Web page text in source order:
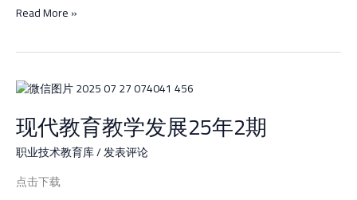
学
讨
发
25
1
期
Read More »
现代教育教学发展25年2期
职业技术教育库/发表评论
点击下载
现
教
育
教
发